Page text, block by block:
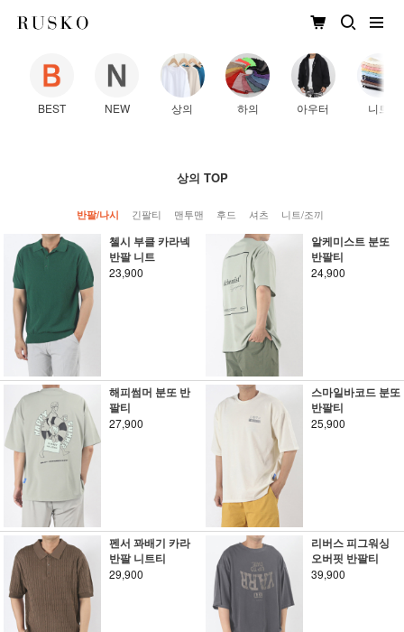
BEST NEW 상의 하의 아우터 니트
상의 TOP
반팔/나시 긴팔티 맨투맨 후드 셔츠 니트/조끼
첼시 부클 카라넥
반팔 니트
23,900
알케미스트 분또
반팔티
24,900
해피썸머 분또 반
팔티
27,900
스마일바코드 분또
반팔티
25,900
펜서 꽈배기 카라
반팔 니트티
29,900
리버스 피그워싱
오버핏 반팔티
39,900